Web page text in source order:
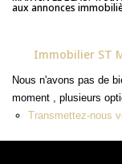
aux annonces
Immobilier ST
Nous n'avons pas de
moment , plusieurs
Transmettez-nous